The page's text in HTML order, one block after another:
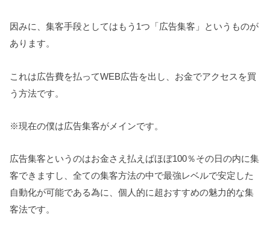
因みに、集客手段としてはもう1つ「広告集客」というものが
あります。
これは広告費を払ってWEB広告を出し、お金でアクセスを買
う方法です。
※現在の僕は広告集客がメインです。
広告集客というのはお金さえ払えばほぼ100％その日の内に集
客できますし、全ての集客方法の中で最強レベルで安定した
自動化が可能である為に、個人的に超おすすめの魅力的な集
客法です。